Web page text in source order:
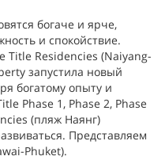
богаче и ярче,
и спокойствие.
Title Residencies (Naiyang-
запустила новый
богатому опыту и
Phase 1, Phase 2, Phase
(пляж Наянг)
Представляем
Phuket).